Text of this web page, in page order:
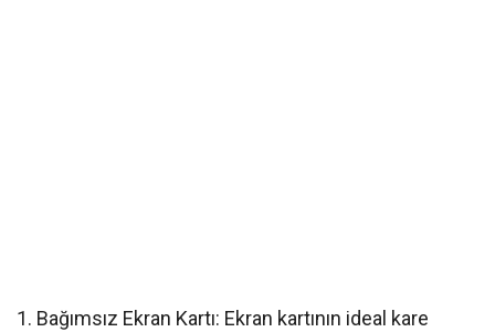
1. Bağımsız Ekran Kartı: Ekran kartının ideal kare